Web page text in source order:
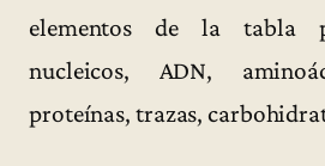
elementos de la tabla
nucleicos, ADN,
proteínas, trazas,